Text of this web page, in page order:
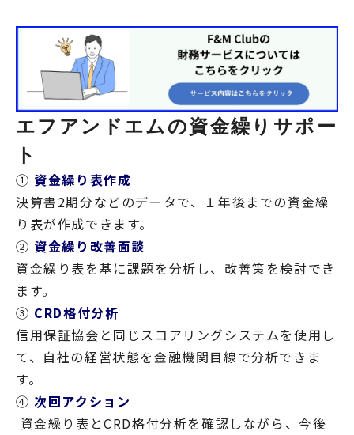
エフアンドエムの資金繰りサポー
ト
① 資金繰り表作成
決算書2期分などのデータで、１年後までの資金繰
り表が作成できます。
② 資金繰り改善面談
資金繰り表を基に課題を分析し、改善策を検討でき
ます。
③ CRD格付分析
信用保証協会と同じスコアリングシステムを使用し
て、自社の経営状態を金融機関目線で分析できま
す。
④次回アクション
資金繰り表とCRD格付分析を確認しながら、今後